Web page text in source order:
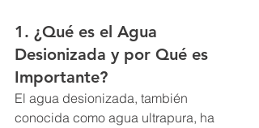
1. ¿Qué es el Agua
Desionizada y por Qué es
Importante?
El agua desionizada, también
conocida como agua ultrapura, ha